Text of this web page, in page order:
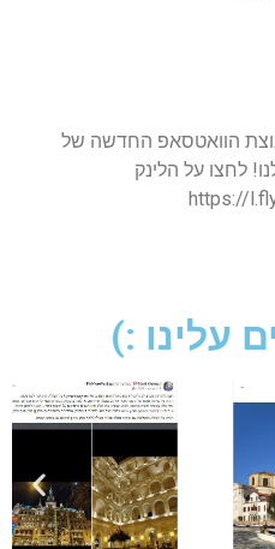
הוואטסאפ החדשה של
לחצו על הלינק
https://
עלינו :)